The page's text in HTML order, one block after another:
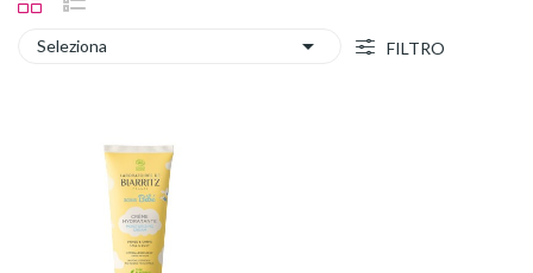
Seleziona  FILTRO